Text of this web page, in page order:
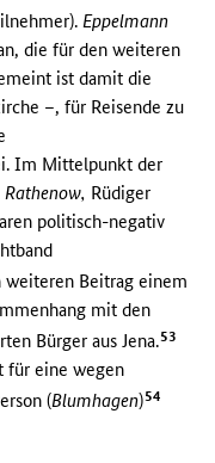
Eppelmann
die für den weiteren
ist damit die
–, für Reisende zu
Im Mittelpunkt der
Rathenow, Rüdiger
politisch-negativ
Beitrag einem
mit den
Bürger aus Jena.53
für eine wegen
(Blumhagen)54